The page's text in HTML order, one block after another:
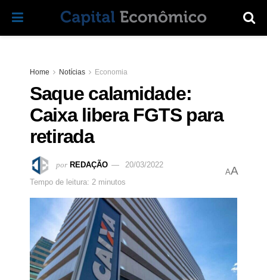
Home Notícias Economia
Saque calamidade:
Caixa libera FGTS para
retirada
por REDAÇÃO
20/03/2022
Tempo de leitura: 2 minutos
AA